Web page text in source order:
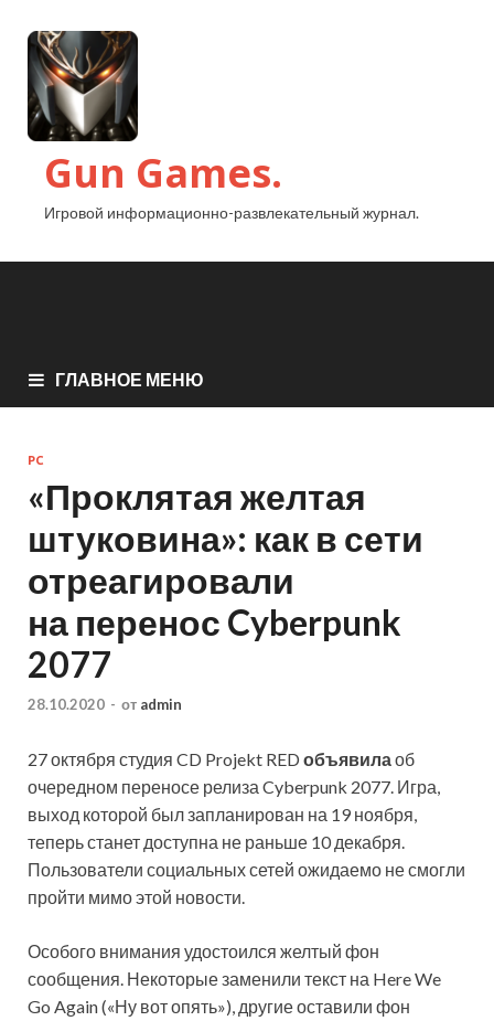
Gun Games.
Игровой информационно-развлекательный журнал.
ГЛАВНОЕ МЕНЮ
PC
«Проклятая желтая
штуковина»: как в сети
отреагировали
на перенос Cyberpunk
2077
28.10.2020 - от admin
27 октября студия CD Projekt RED объявила об
очередном переносе релиза Cyberpunk 2077. Игра,
выход которой был запланирован на 19 ноября,
теперь станет доступна не раньше 10 декабря.
Пользователи социальных сетей ожидаемо не смогли
пройти мимо этой новости.
Особого внимания удостоился желтый фон
сообщения. Некоторые заменили текст на Here We
Go Again («Ну вот опять»), другие оставили фон